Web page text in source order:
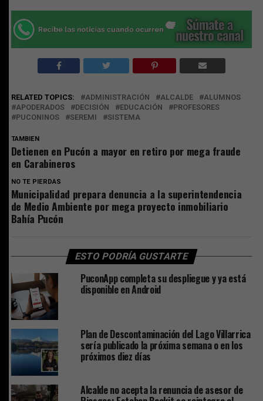
RELATED TOPICS: ADMINISTRACIÓN ALCALDE
ALUMNOS
APODERADOS
DECISIÓN EDUCACIÓN
PROFESORES
PUCONINOS
SEREMI SISTEMA
TAMBIEN
Detienen en Pucón a mayor en retiro por mega fraude
en Carabineros
NO TE PIERDAS
Municipalidad prepara denuncia a la superintendencia
de Medio Ambiente por mega proyecto inmobiliario
Bahía Pucón
ESTO PODRÍA GUSTARTE
PuconApp completa su despliegue y ya está
disponible en Android
Plan de Descontaminación del Lago Villarrica
sería publicado la próxima semana o en los
próximos diez días
Alcalde no acepta la renuncia de asesor de